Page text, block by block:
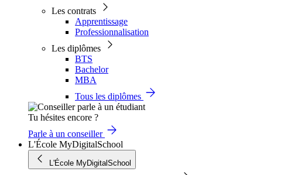
Les contrats
Apprentissage
Professionnalisation
Les diplômes
BTS
Bachelor
MBA
Tous les diplômes
Tu hésites encore ?
Parle à un conseiller
L'École MyDigitalSchool
L'École MyDigitalSchool